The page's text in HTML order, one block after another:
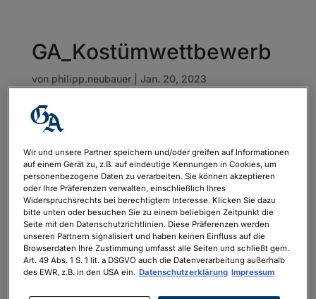
GA_Kostümwettbewerb
von philipp.neubauer| Jan. 20, 2023
Wir und unsere Partner speichern und/oder greifen auf Informationen
auf einem Gerät zu, z.B. auf eindeutige Kennungen in Cookies, um
personenbezogene Daten zu verarbeiten. Sie können akzeptieren
oder Ihre Präferenzen verwalten, einschließlich Ihres
Widerspruchsrechts bei berechtigtem Interesse. Klicken Sie dazu
bitte unten oder besuchen Sie zu einem beliebigen Zeitpunkt die
Seite mit den Datenschutzrichtlinien. Diese Präferenzen werden
unseren Partnern signalisiert und haben keinen Einfluss auf die
Browserdaten Ihre Zustimmung umfasst alle Seiten und schließt gem.
Art. 49 Abs. 1 S. 1 lit. a DSGVO auch die Datenverarbeitung außerhalb
des EWR, z.B. in den USA ein. Datenschutzerklärung Impressum